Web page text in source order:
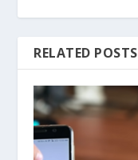
RELATED POSTS